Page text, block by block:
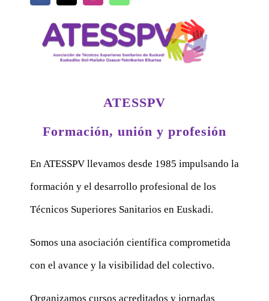
ATESSPV
Formación, unión y profesión
En ATESSPV llevamos desde 1985 impulsando la
formación y el desarrollo profesional de los
Técnicos Superiores Sanitarios en Euskadi.
Somos una asociación científica comprometida
con el avance y la visibilidad del colectivo.
Organizamos cursos acreditados y jornadas